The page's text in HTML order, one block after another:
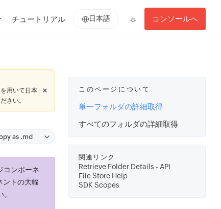
チュートリアル 日本語 コンソールへ
用いて日本
さい。
as .md
コンポーネ
ントの大幅
このページについて
単一フォルダの詳細取得
すべてのフォルダの詳細取得
関連リンク
Retrieve Folder Details - API
File Store Help
SDK Scopes